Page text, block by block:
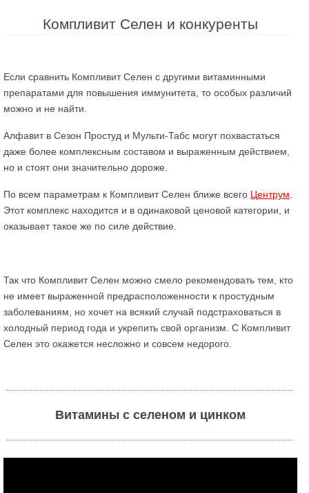
Компливит Селен и конкуренты
Если сравнить Компливит Селен с другими витаминными
препаратами для повышения иммунитета, то особых различий
можно и не найти.
Алфавит в Сезон Простуд и Мульти-Табс могут похвастаться
даже более комплексным составом и выраженным действием,
но и стоят они значительно дороже.
По всем параметрам к Компливит Селен ближе всего Центрум
Этот комплекс находится и в одинаковой ценовой категории, и
оказывает такое же по силе действие.
Так что Компливит Селен можно смело рекомендовать тем, кто
не имеет выраженной предрасположенности к простудным
заболеваниям, но хочет на всякий случай подстраховаться в
холодный период года и укрепить свой организм. С Компливит
Селен это окажется несложно и совсем недорого.
Витамины с селеном и цинком